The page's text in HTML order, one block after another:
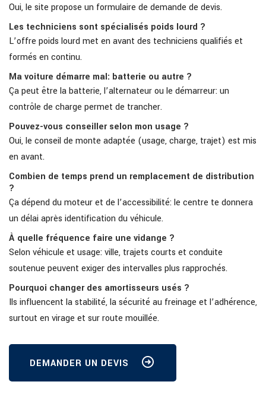
Oui, le site propose un formulaire de demande de devis.
Les techniciens sont spécialisés poids lourd ?
L’offre poids lourd met en avant des techniciens qualifiés et
formés en continu.
Ma voiture démarre mal: batterie ou autre ?
Ça peut être la batterie, l’alternateur ou le démarreur: un
contrôle de charge permet de trancher.
Pouvez-vous conseiller selon mon usage ?
Oui, le conseil de monte adaptée (usage, charge, trajet) est mis
en avant.
Combien de temps prend un remplacement de distribution
?
Ça dépend du moteur et de l’accessibilité: le centre te donnera
un délai après identification du véhicule.
À quelle fréquence faire une vidange ?
Selon véhicule et usage: ville, trajets courts et conduite
soutenue peuvent exiger des intervalles plus rapprochés.
Pourquoi changer des amortisseurs usés ?
Ils influencent la stabilité, la sécurité au freinage et l’adhérence,
surtout en virage et sur route mouillée.
DEMANDER UN DEVIS